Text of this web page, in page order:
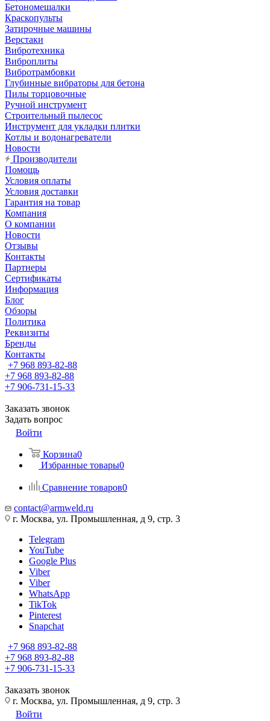
Бетономешалки
Краскопульты
Затирочные машины
Верстаки
Вибротехника
Виброплиты
Вибротрамбовки
Глубинные вибраторы для бетона
Пилы торцовочные
Ручной инструмент
Строительный пылесос
Инструмент для укладки плитки
Котлы и водонагреватели
Новости
Производители
Помощь
Условия оплаты
Условия доставки
Гарантия на товар
Компания
О компании
Новости
Отзывы
Контакты
Партнеры
Сертификаты
Информация
Блог
Обзоры
Политика
Реквизиты
Бренды
Контакты
+7 968 893-82-88
+7 968 893-82-88
+7 906-731-15-33
Заказать звонок
Задать вопрос
Войти
Корзина0
Избранные товары0
Сравнение товаров0
contact@armweld.ru
г. Москва, ул. Промышленная, д 9, стр. 3
Telegram
YouTube
Google Plus
Viber
Viber
WhatsApp
TikTok
Pinterest
Snapchat
+7 968 893-82-88
+7 968 893-82-88
+7 906-731-15-33
Заказать звонок
г. Москва, ул. Промышленная, д 9, стр. 3
Войти